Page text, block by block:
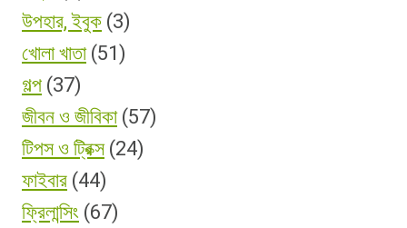
উপহার, ইবুক(3)
খোলা খাতা(51)
গল্প(37)
জীবন ও জীবিকা(57)
টিপস ও ট্রিক্স(24)
ফাইবার(44)
ফ্রিলান্সিং (67)